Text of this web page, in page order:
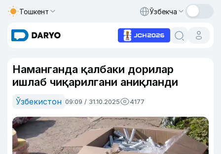
Тошкент Ўзбекча
Наманганда қалбаки дорилар
ишлаб чиқарилгани аниқланди
Ўзбекистон 09:09 / 31.10.2025 4177